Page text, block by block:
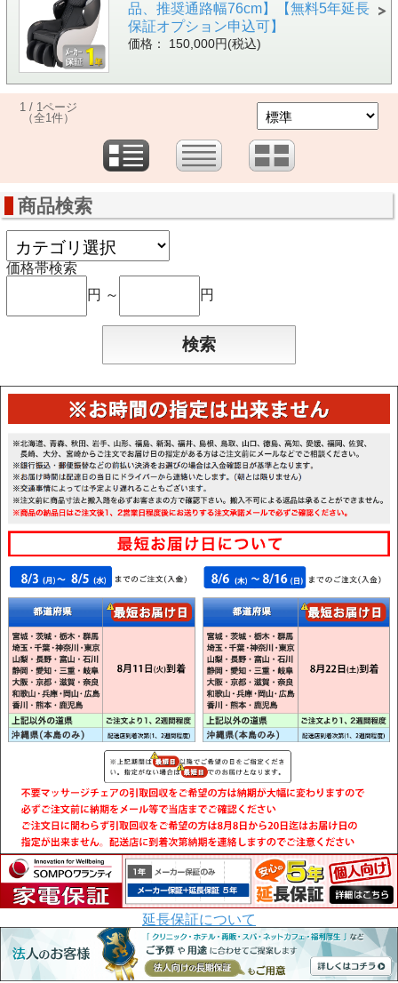
品、推奨通路幅76cm】【無料5年延長
保証オプション申込可】
価格： 150,000円(税込)
1 / 1ページ
（全1件）
商品検索
価格帯検索
円 ～
円
延長保証について